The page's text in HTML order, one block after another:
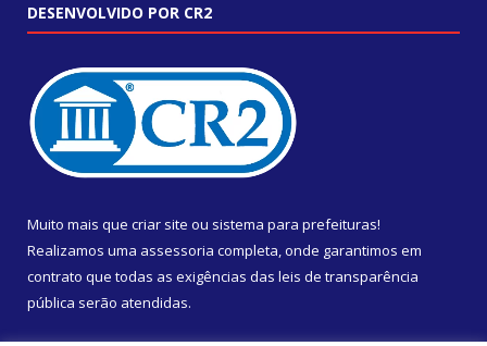
DESENVOLVIDO POR CR2
Muito mais que criar site ou sistema para prefeituras!
Realizamos uma assessoria completa, onde garantimos em
contrato que todas as exigências das leis de transparência
pública serão atendidas.